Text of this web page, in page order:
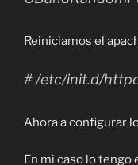
Reiniciamos el
# /etc/init.d/
Ahora a configurar
En mi caso lo